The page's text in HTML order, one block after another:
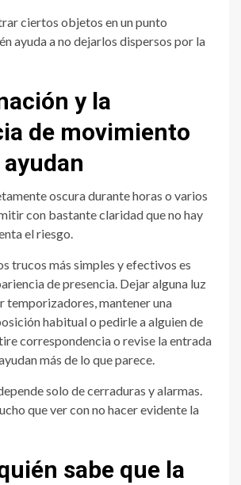
ciertos objetos en un punto
ayuda a no dejarlos dispersos por la
y la
de movimiento
oscura durante horas o varios
con bastante claridad que no hay
el riesgo.
trucos más simples y efectivos es
de presencia. Dejar alguna luz
temporizadores, mantener una
habitual o pedirle a alguien de
correspondencia o revise la entrada
más de lo que parece.
solo de cerraduras y alarmas.
que ver con no hacer evidente la
sabe que la